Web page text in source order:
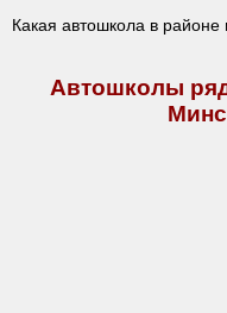
Какая автошкола в
Автошколы